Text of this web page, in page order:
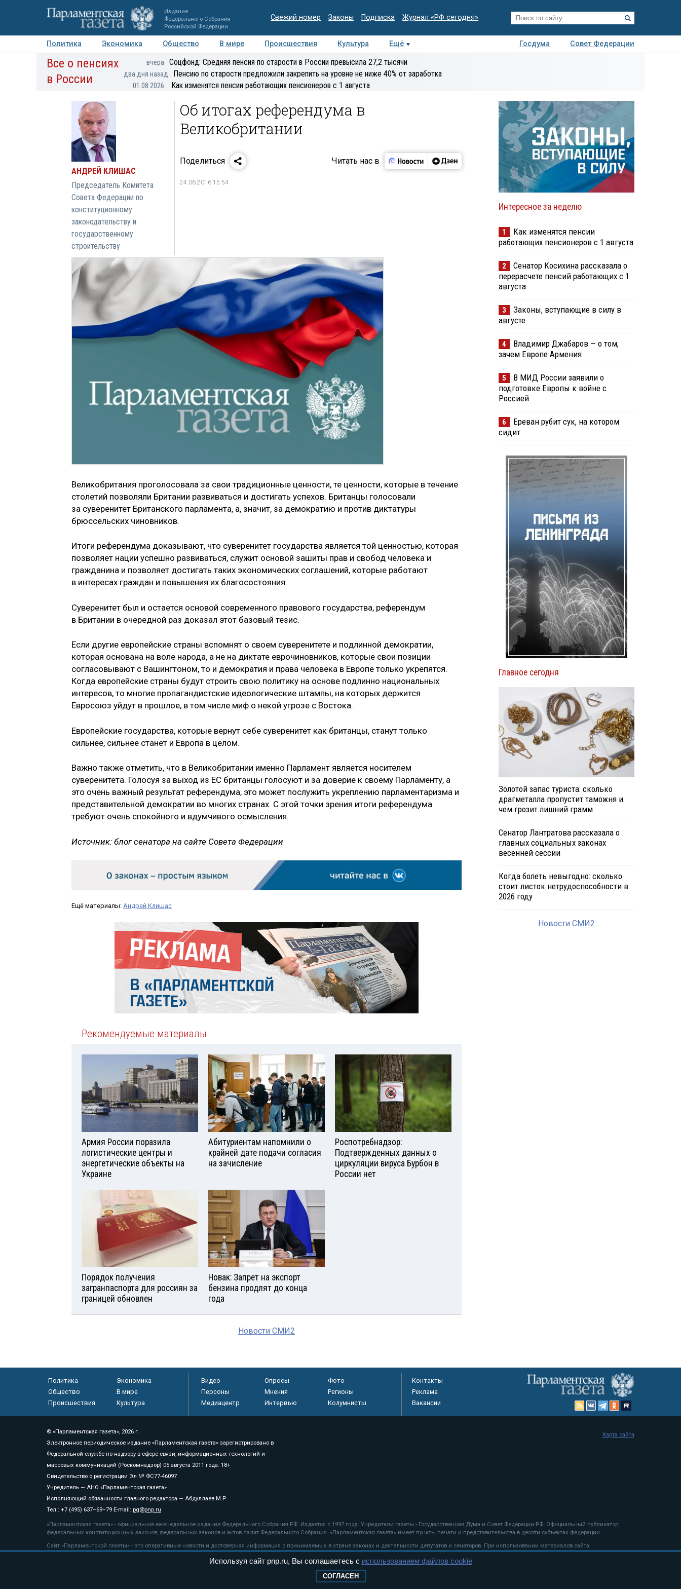
Издание
Федерального Собрания
Российской Федерации
Свежий номер Законы Подписка Журнал «РФ сегодня»
Политика Экономика Общество В мире Происшествия Культура Ещё Госдума
Совет Федерации
Авторы Персоны Мнения Регионы Медиацентр Интервью Колумнисты
экспертиза
Все о пенсиях
в России
вчера Соцфонд: Средняя пенсия по старости в России превысила 27,2 тысячи
два дня назад Пенсию по старости предложили закрепить на уровне не ниже 40% от заработка
01.08.2026 Как изменятся пенсии работающих пенсионеров с 1 августа
АНДРЕЙ КЛИШАС
Председатель Комитета
Совета Федерации по
конституционному
законодательству и
государственному
строительству
Об итогах референдума в
Великобритании
Поделиться Читать нас в
24.06.2016 15:54
Великобритания проголосовала за свои традиционные ценности, те ценности, которые в течение
столетий позволяли Британии развиваться и достигать успехов. Британцы голосовали
за суверенитет Британского парламента, а, значит, за демократию и против диктатуры
брюссельских чиновников.
Итоги референдума доказывают, что суверенитет государства является той ценностью, которая
позволяет нации успешно развиваться, служит основой зашиты прав и свобод человека и
гражданина и позволяет достигать таких экономических соглашений, которые работают
в интересах граждан и повышения их благосостояния.
Суверенитет был и остается основой современного правового государства, референдум
в Британии в очередной раз доказал этот базовый тезис.
Если другие европейские страны вспомнят о своем суверенитете и подлинной демократии,
которая основана на воле народа, а не на диктате еврочиновников, которые свои позиции
согласовывают с Вашингтоном, то и демократия и права человека в Европе только укрепятся.
Когда европейские страны будут строить свою политику на основе подлинно национальных
интересов, то многие пропагандистские идеологические штампы, на которых держится
Евросоюз уйдут в прошлое, в том числе миф о некой угрозе с Востока.
Европейские государства, которые вернут себе суверенитет как британцы, станут только
сильнее, сильнее станет и Европа в целом.
Важно также отметить, что в Великобритании именно Парламент является носителем
суверенитета. Голосуя за выход из ЕС британцы голосуют и за доверие к своему Парламенту, а
это очень важный результат референдума, это может послужить укреплению парламентаризма и
представительной демократии во многих странах. С этой точки зрения итоги референдума
требуют очень спокойного и вдумчивого осмысления.
Источник: блог сенатора на сайте Совета Федерации
Ещё материалы: Андрей Клишас
Рекомендуемые материалы
Армия России поразила
логистические центры и
энергетические объекты на
Украине
Абитуриентам напомнили о
крайней дате подачи согласия
на зачисление
Роспотребнадзор:
Подтвержденных данных о
циркуляции вируса Бурбон в
России нет
Порядок получения
загранпаспорта для россиян за
границей обновлен
Новак: Запрет на экспорт
бензина продлят до конца
года
Новости СМИ2
Интересное за неделю
1
Как изменятся пенсии
работающих пенсионеров с 1 августа
2
Сенатор Косихина рассказала о
перерасчете пенсий работающих с 1
августа
3
Законы, вступающие в силу в
августе
4
Владимир Джабаров — о том,
зачем Европе Армения
5
В МИД России заявили о
подготовке Европы к войне с
Россией
6
Ереван рубит сук, на котором
сидит
Главное сегодня
Золотой запас туриста: сколько
драгметалла пропустит таможня и
чем грозит лишний грамм
Сенатор Лантратова рассказала о
главных социальных законах
весенней сессии
Когда болеть невыгодно: сколько
стоит листок нетрудоспособности в
2026 году
Новости СМИ2
Политика
Экономика
Общество
В мире
Происшествия
Культура
Видео Опросы
Фото
Персоны
Мнения
Регионы
Медиацентр
Интервью Колумнисты
Контакты
Реклама
Вакансии
© «Парламентская газета», 2026 г.
Электронное периодическое издание «Парламентская газета» зарегистрировано в
Федеральной службе по надзору в сфере связи, информационных технологий и
массовых коммуникаций (Роскомнадзор) 05 августа 2011 года. 18+
Свидетельство о регистрации Эл № ФС77-46097
Учредитель — АНО «Парламентская газета»
Исполняющий обязанности главного редактора — Абдуллаев М.Р.
Тел.: +7 (495) 637–69–79 E-mail: pg@pnp.ru
«Парламентская газета» - официальное еженедельное издание Федерального Собрания РФ. Издается с 1997 года. Учредители газеты - Государственная Дума и Совет Федерации РФ. Официальный публикатор
федеральных конституционных законов, федеральных законов и актов палат Федерального Собрания. «Парламентская газета» имеет пункты печати и представительства в десяти субъектах федерации.
Сайт «Парламентской газеты» - это оперативные новости и достоверная информация о принимаемых в стране законах и деятельности депутатов и сенаторов. При использовании материалов сайта
«Парламентской газеты» активная ссылка на pnp.ru обязательна.
рекомендательные технологии
Карта сайта
Используя сайт pnp.ru, Вы соглашаетесь с использованием файлов cookie
СОГЛАСЕН